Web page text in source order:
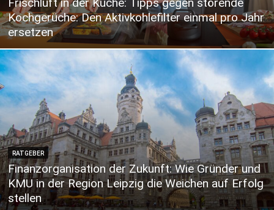
Frischluft in der Küche: Tipps gegen störende
Kochgerüche: Den Aktivkohlefilter einmal pro Jahr
ersetzen
RATGEBER
Finanzorganisation der Zukunft: Wie Gründer und
KMU in der Region Leipzig die Weichen auf Erfolg
stellen